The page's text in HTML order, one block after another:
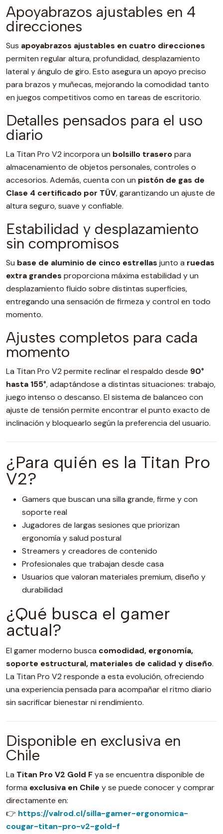
Apoyabrazos ajustables en 4
direcciones
Sus apoyabrazos ajustables en cuatro direcciones
permiten regular altura, profundidad, desplazamiento
lateral y ángulo de giro. Esto asegura un apoyo preciso
para brazos y muñecas, mejorando la comodidad tanto
en juegos competitivos como en tareas de escritorio.
Detalles pensados para el uso
diario
La Titan Pro V2 incorpora un bolsillo traseropara
almacenamiento de objetos personales, controles o
accesorios. Además, cuenta con un pistón de gas de
Clase 4 certificado por TÜV, garantizando un ajuste de
altura seguro, suave y confiable.
Estabilidad y desplazamiento
sin compromisos
Su base de aluminio de cinco estrellas junto a ruedas
extra grandes proporciona máxima estabilidad y un
desplazamiento fluido sobre distintas superficies,
entregando una sensación de firmeza y control en todo
momento.
Ajustes completos para cada
momento
La Titan Pro V2 permite reclinar el respaldo desde 90°
hasta 155°, adaptándose a distintas situaciones: trabajo,
juego intenso o descanso. El sistema de balanceo con
ajuste de tensión permite encontrar el punto exacto de
inclinación y bloquearlo según la preferencia del usuario.
¿Para quién es la Titan Pro
V2?
Gamers que buscan una silla grande, firme y con
soporte real
Jugadores de largas sesiones que priorizan
ergonomía y salud postural
Streamers y creadores de contenido
Profesionales que trabajan desde casa
Usuarios que valoran materiales premium, diseño y
durabilidad
¿Qué busca el gamer
actual?
El gamer moderno busca comodidad, ergonomía,
soporte estructural, materiales de calidad y diseño.
La Titan Pro V2 responde a esta evolución, ofreciendo
una experiencia pensada para acompañar el ritmo diario
sin sacrificar bienestar ni rendimiento.
Disponible en exclusiva en
Chile
La Titan Pro V2 Gold Fya se encuentra disponible de
forma exclusiva en Chile y se puede conocer y comprar
directamente en:
👉 https://valrod.cl/silla-gamer-ergonomica-
cougar-titan-pro-v2-gold-f